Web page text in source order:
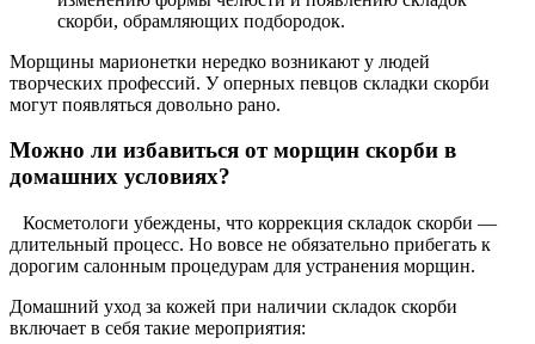
скорби, обрамляющих подбородок.
Морщины марионетки нередко возникают у людей
творческих профессий. У оперных певцов складки скорби
могут появляться довольно рано.
Можно ли избавиться от морщин скорби в
домашних условиях?
Косметологи убеждены, что коррекция складок скорби —
длительный процесс. Но вовсе не обязательно прибегать к
дорогим салонным процедурам для устранения морщин.
Домашний уход за кожей при наличии складок скорби
включает в себя такие мероприятия: